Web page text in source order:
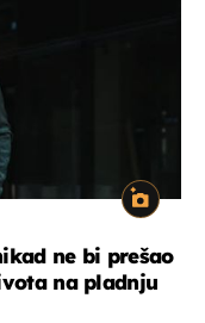
ne bi prešao
na pladnju